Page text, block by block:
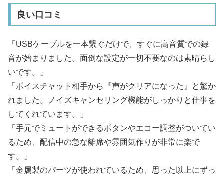
良い口コミ
「USBケーブルを一本繋ぐだけで、すぐに高音質での録
音が始まりました。面倒な設定が一切不要なのは素晴らし
いです。」
「ボイスチャット相手から『声がクリアになった』と驚か
れました。ノイズキャンセリング機能がしっかりと仕事を
してくれています。」
「手元でミュートができるボタンやエコー調整がついてい
るため、配信中の急な離席や雰囲気作りが非常に楽で
す。」
「金属製のパーツが使われているため、思った以上にずっ